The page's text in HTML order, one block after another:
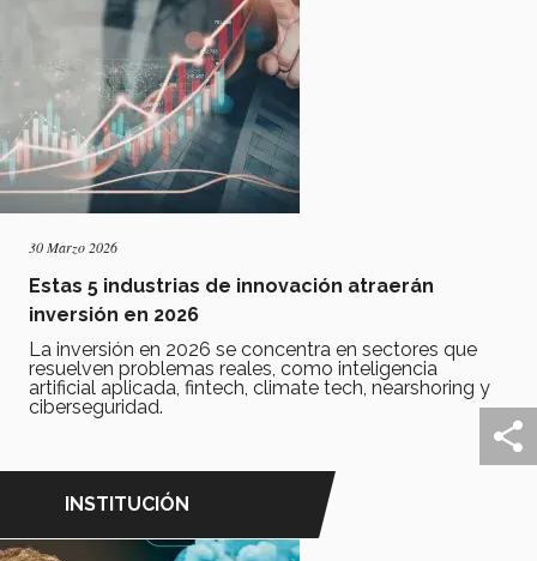
30 Marzo 2026
Estas 5 industrias de innovación atraerán
inversión en 2026
La inversión en 2026 se concentra en sectores que
resuelven problemas reales, como inteligencia
artificial aplicada, fintech, climate tech, nearshoring y
ciberseguridad.
INSTITUCIÓN